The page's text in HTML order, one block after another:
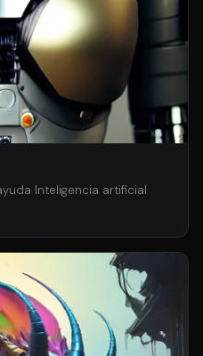
Inteligencia artificial